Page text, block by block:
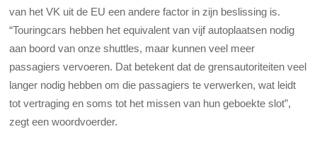
van het VK uit de EU een andere factor in zijn beslissing is.
“Touringcars hebben het equivalent van vijf autoplaatsen nodig
aan boord van onze shuttles, maar kunnen veel meer
passagiers vervoeren. Dat betekent dat de grensautoriteiten veel
langer nodig hebben om die passagiers te verwerken, wat leidt
tot vertraging en soms tot het missen van hun geboekte slot”,
zegt een woordvoerder.